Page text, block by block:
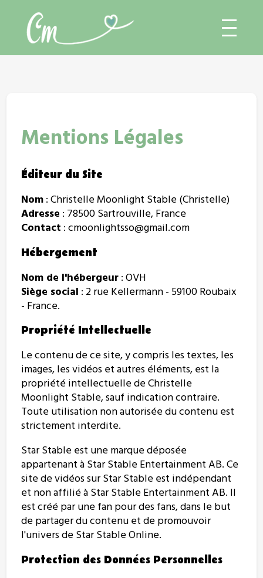
Mentions Légales
Éditeur du Site
Nom : Christelle Moonlight Stable (Christelle)
Adresse : 78500 Sartrouville, France
Contact : cmoonlightsso@gmail.com
Hébergement
Nom de l'hébergeur : OVH
Siège social : 2 rue Kellermann - 59100 Roubaix
- France.
Propriété Intellectuelle
Le contenu de ce site, y compris les textes, les
images, les vidéos et autres éléments, est la
propriété intellectuelle de Christelle
Moonlight Stable, sauf indication contraire.
Toute utilisation non autorisée du contenu est
strictement interdite.
Star Stable est une marque déposée
appartenant à Star Stable Entertainment AB. Ce
site de vidéos sur Star Stable est indépendant
et non affilié à Star Stable Entertainment AB. Il
est créé par une fan pour des fans, dans le but
de partager du contenu et de promouvoir
l'univers de Star Stable Online.
Protection des Données Personnelles